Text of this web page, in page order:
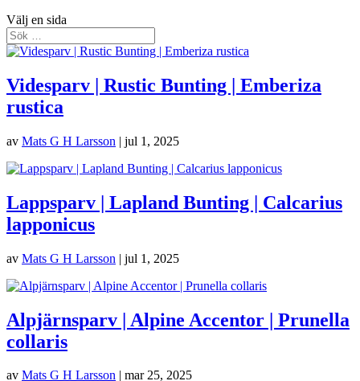
Välj en sida
Videsparv | Rustic Bunting | Emberiza
rustica
av Mats G H Larsson | jul 1, 2025
Lappsparv | Lapland Bunting | Calcarius
lapponicus
av Mats G H Larsson | jul 1, 2025
Alpjärnsparv | Alpine Accentor | Prunella
collaris
av Mats G H Larsson | mar 25, 2025